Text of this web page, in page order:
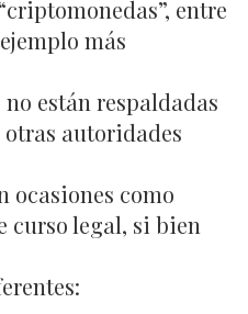
entre
más
están respaldadas
autoridades
ocasiones como
curso legal, si bien